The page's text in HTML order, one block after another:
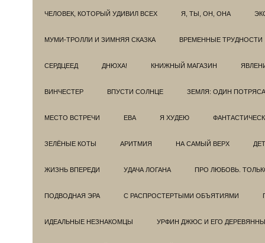
ЧЕЛОВЕК, КОТОРЫЙ УДИВИЛ ВСЕХ Я, ТЫ, ОН, ОНА
МУМИ-ТРОЛЛИ И ЗИМНЯЯ СКАЗКА ВРЕМЕННЫЕ ТРУДНОСТИ
СЕРДЦЕЕД ДНЮХА! КНИЖНЫЙ МАГАЗИН
ВИНЧЕСТЕР ВПУСТИ СОЛНЦЕ ЗЕМЛЯ: ОДИН
МЕСТО ВСТРЕЧИ ЕВА Я ХУДЕЮ
ЗЕЛЁНЫЕ КОТЫ АРИТМИЯ НА САМЫЙ ВЕРХ
ЖИЗНЬ ВПЕРЕДИ УДАЧА ЛОГАНА ПРО ЛЮБОВЬ.
ПОДВОДНАЯ ЭРА С РАСПРОСТЕРТЫМИ ОБЪЯТИЯМИ
ИДЕАЛЬНЫЕ НЕЗНАКОМЦЫ УРФИН ДЖЮС И ЕГО